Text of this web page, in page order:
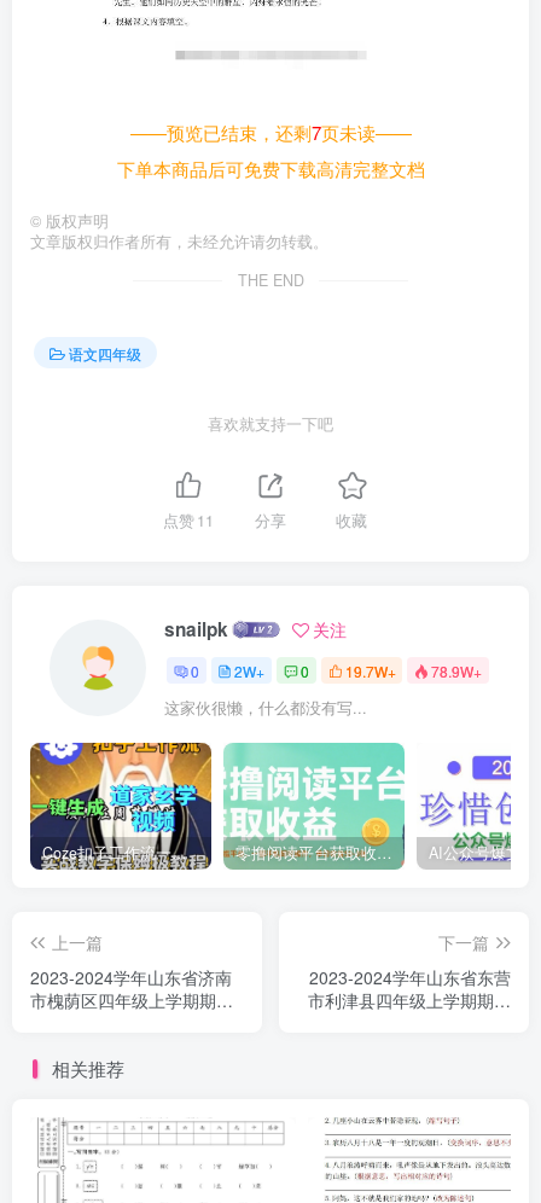
——预览已结束，还剩7页未读——
下单本商品后可免费下载高清完整文档
© 版权声明
文章版权归作者所有，未经允许请勿转载。
THE END
语文四年级
喜欢就支持一下吧
点赞11 分享 收藏
snailpk 关注
0 2W+ 0 19.7W+ 78.9W+
这家伙很懒，什么都没有写...
Coze扣子工作流一键生成道家玄学短视频，实战保姆级教程 零撸阅读平台获取收益，最新无门槛平台，一部手机即可操作，单日收益50-3张【揭秘】
上一篇
2023-2024学年山东省济南
市槐荫区四年级上学期期末
下一篇
2023-2024学年山东省东营
市利津县四年级上学期期末
相关推荐